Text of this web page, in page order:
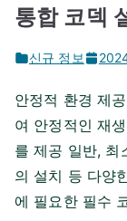
통합 코덱
신규 정보
안정적 환경 제
여 안정적인 재
를 제공 일반, 최
의 설치 등 다양
에 필요한 필수